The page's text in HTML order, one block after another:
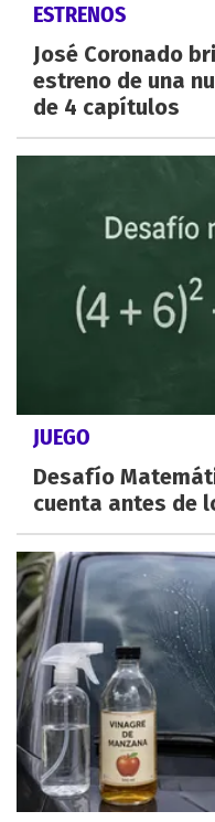
ESTRENOS
José Coronado
estreno de una
de 4 capítulos
JUEGO
Desafío
cuenta antes de